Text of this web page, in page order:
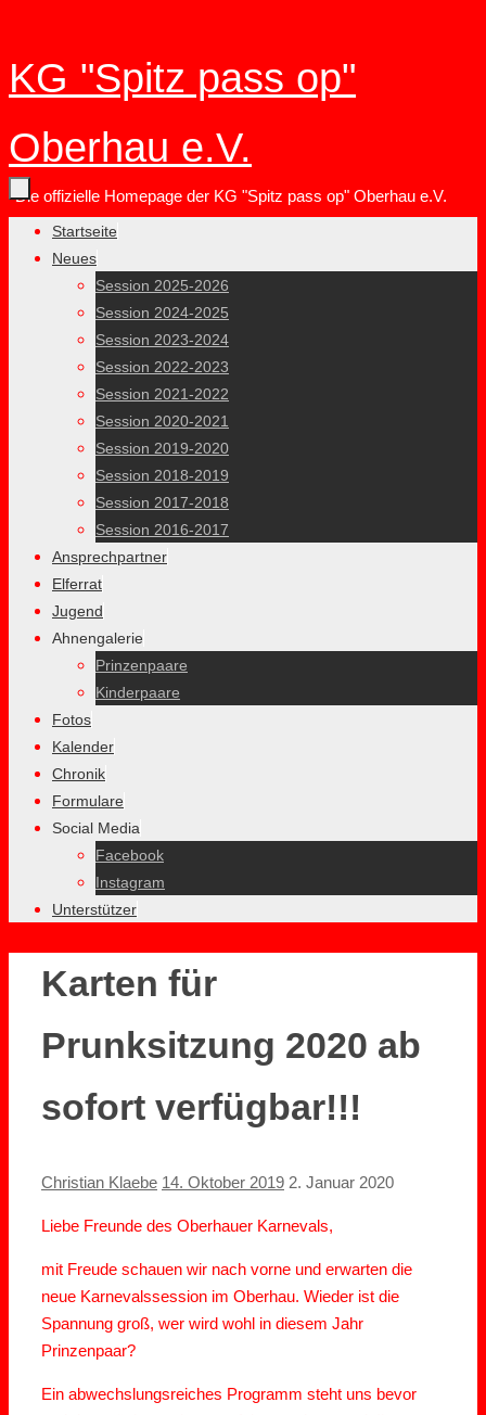
Inhalt
KG "Spitz pass op"
Oberhau e.V.
Die offizielle Homepage der KG "Spitz pass op" Oberhau e.V.
Zum
Inhalt
Startseite
Neues
Session 2025-2026
Session 2024-2025
Session 2023-2024
Session 2022-2023
Session 2021-2022
Session 2020-2021
Session 2019-2020
Session 2018-2019
Session 2017-2018
Session 2016-2017
Ansprechpartner
Elferrat
Jugend
Ahnengalerie
Prinzenpaare
Kinderpaare
Fotos
Kalender
Chronik
Formulare
Social Media
Facebook
Instagram
Unterstützer
Karten für
Prunksitzung 2020 ab
sofort verfügbar!!!
Christian Klaebe 14. Oktober 2019 2. Januar 2020
Liebe Freunde des Oberhauer Karnevals,
mit Freude schauen wir nach vorne und erwarten die
neue Karnevalssession im Oberhau. Wieder ist die
Spannung groß, wer wird wohl in diesem Jahr
Prinzenpaar?
Ein abwechslungsreiches Programm steht uns bevor